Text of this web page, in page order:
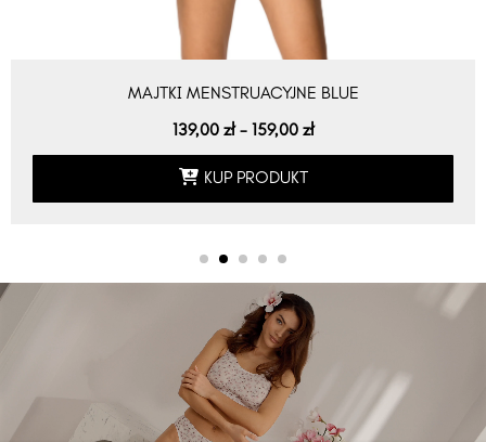
MAJTKI MENSTRUACYJNE BLUE
zł-159,00zł
KUP PRODUKT